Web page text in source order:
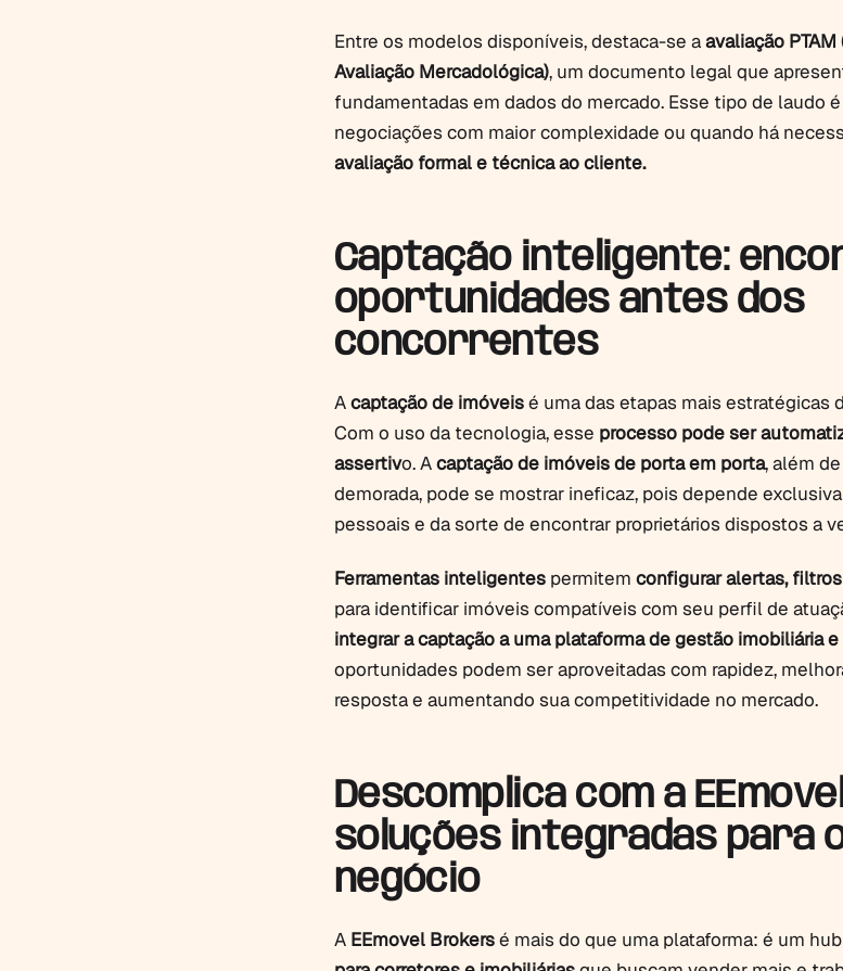
Entre os modelos disponíveis, destaca-se aavaliação
Avaliação Mercadológica), um documento legal que
fundamentadas em dados do mercado. Esse tipo de laudo
negociações com maior complexidade ou quando há
avaliação formal e técnica ao cliente.
Captação inteligente:
oportunidades antes dos
concorrentes
Acaptação de imóveisé uma das etapas mais estratégicas
Com o uso da tecnologia, esse processo pode ser
assertivo. Acaptação de imóveis de porta em porta, além
demorada, pode se mostrar ineficaz, pois depende
pessoais e da sorte de encontrar proprietários dispostos a
Ferramentas inteligentes permitem configurar alertas,
para identificar imóveis compatíveis com seu perfil de
integrar a captação a uma plataforma de gestão imobiliária e
oportunidades podem ser aproveitadas com rapidez,
resposta e aumentando sua competitividade no mercado.
Descomplica com a
soluções integradas para
negócio
A EEmovel Brokersé mais do que uma plataforma: é um